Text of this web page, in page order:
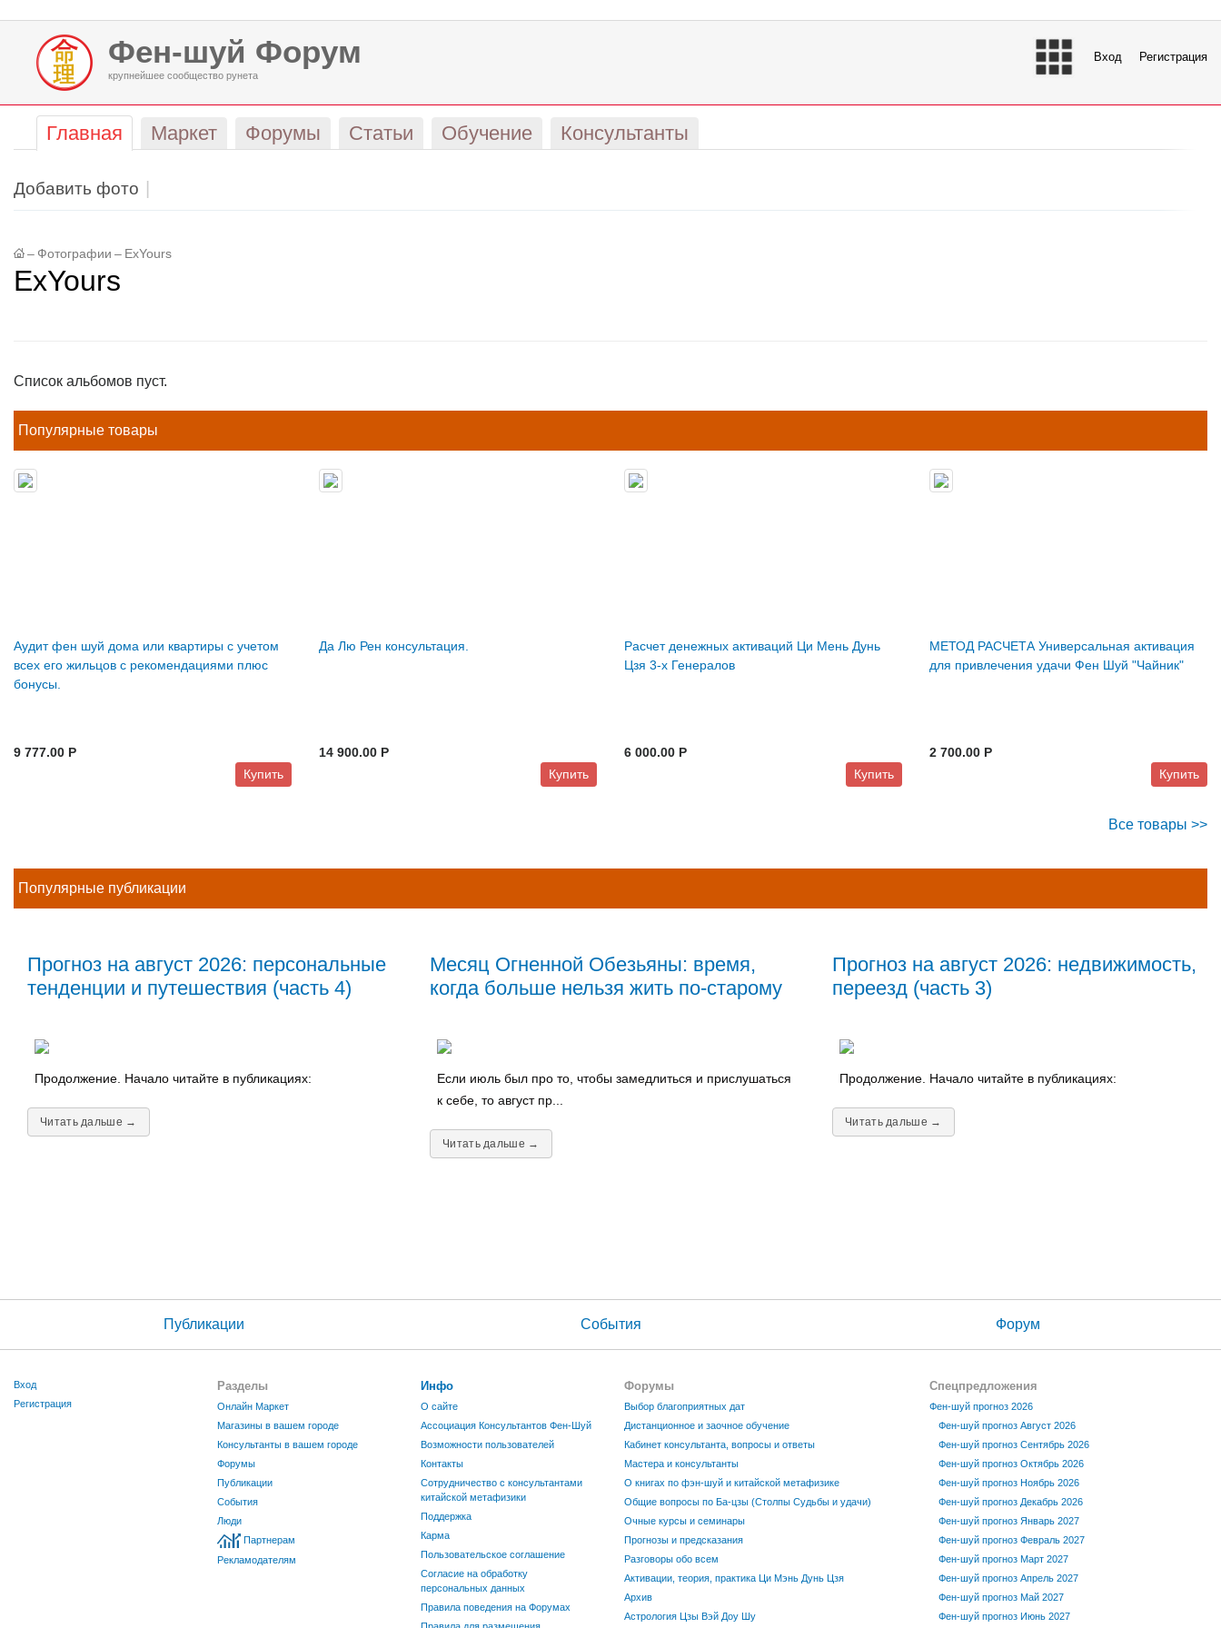
Фен-шуй Форум
крупнейшее сообщество рунета
Вход Регистрация
Главная Маркет Форумы Статьи Обучение Консультанты
Добавить фото
– Фотографии – ExYours
ExYours
Список альбомов пуст.
Популярные товары
Аудит фен шуй дома или квартиры с учетом
всех его жильцов с рекомендациями плюс
бонусы.
9 777.00 P
Купить
Да Лю Рен консультация.
14 900.00 P
Купить
Расчет денежных активаций Ци Мень Дунь
Цзя 3-х Генералов
6 000.00 P
Купить
МЕТОД РАСЧЕТА Универсальная активация
для привлечения удачи Фен Шуй "Чайник"
2 700.00 P
Купить
Все товары >>
Популярные публикации
Прогноз на август 2026: персональные
тенденции и путешествия (часть 4)
Продолжение. Начало читайте в публикациях:
Читать дальше →
Месяц Огненной Обезьяны: время,
когда больше нельзя жить по-старому
Если июль был про то, чтобы замедлиться и прислушаться
к себе, то август пр...
Читать дальше →
Прогноз на август 2026: недвижимость,
переезд (часть 3)
Продолжение. Начало читайте в публикациях:
Читать дальше →
Публикации События Форум
Вход
Регистрация
Разделы
Онлайн Маркет
Магазины в вашем городе
Консультанты в вашем городе
Форумы
Публикации
События
Люди
Партнерам
Рекламодателям
Инфо
О сайте
Ассоциация Консультантов Фен-Шуй
Возможности пользователей
Контакты
Сотрудничество с консультантами
китайской метафизики
Поддержка
Карма
Пользовательское соглашение
Согласие на обработку
персональных данных
Правила поведения на Форумах
Правила для размещения
Форумы
Выбор благоприятных дат
Дистанционное и заочное обучение
Кабинет консультанта, вопросы и ответы
Мастера и консультанты
О книгах по фэн-шуй и китайской метафизике
Общие вопросы по Ба-цзы (Столпы Судьбы и удачи)
Очные курсы и семинары
Прогнозы и предсказания
Разговоры обо всем
Активации, теория, практика Ци Мэнь Дунь Цзя
Архив
Астрология Цзы Вэй Доу Шу
Спецпредложения
Фен-шуй прогноз 2026
Фен-шуй прогноз Август 2026
Фен-шуй прогноз Сентябрь 2026
Фен-шуй прогноз Октябрь 2026
Фен-шуй прогноз Ноябрь 2026
Фен-шуй прогноз Декабрь 2026
Фен-шуй прогноз Январь 2027
Фен-шуй прогноз Февраль 2027
Фен-шуй прогноз Март 2027
Фен-шуй прогноз Апрель 2027
Фен-шуй прогноз Май 2027
Фен-шуй прогноз Июнь 2027